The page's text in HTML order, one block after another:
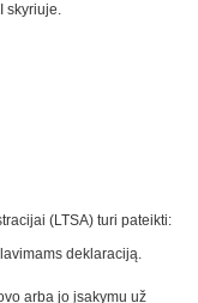
skyriuje.
(LTSA) turi pateikti:
deklaraciją.
arba jo įsakymu už